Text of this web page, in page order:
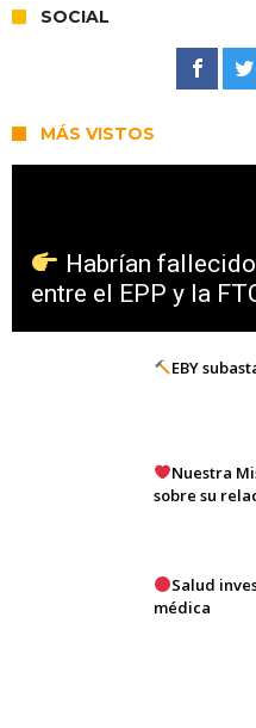
SOCIAL
MÁS VISTOS
Habrían
entre el EPP y la
EBY
Nuestra
sobre su
Salud
médica